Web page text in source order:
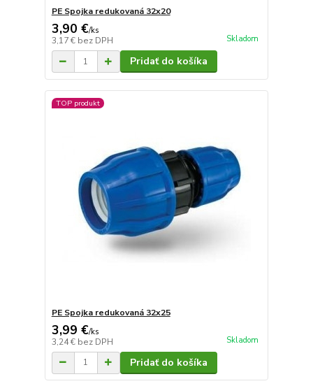
PE Spojka redukovaná 32x20
3,90 €/ks
3,17 € bez DPH Skladom
Pridať do košíka
TOP produkt
PE Spojka redukovaná 32x25
3,99 €/ks
3,24 € bez DPH Skladom
Pridať do košíka